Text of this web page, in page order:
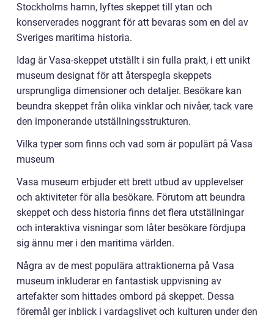
Stockholms hamn, lyftes skeppet till ytan och
konserverades noggrant för att bevaras som en del av
Sveriges maritima historia.
Idag är Vasa-skeppet utställt i sin fulla prakt, i ett unikt
museum designat för att återspegla skeppets
ursprungliga dimensioner och detaljer. Besökare kan
beundra skeppet från olika vinklar och nivåer, tack vare
den imponerande utställningsstrukturen.
Vilka typer som finns och vad som är populärt på Vasa
museum
Vasa museum erbjuder ett brett utbud av upplevelser
och aktiviteter för alla besökare. Förutom att beundra
skeppet och dess historia finns det flera utställningar
och interaktiva visningar som låter besökare fördjupa
sig ännu mer i den maritima världen.
Några av de mest populära attraktionerna på Vasa
museum inkluderar en fantastisk uppvisning av
artefakter som hittades ombord på skeppet. Dessa
föremål ger inblick i vardagslivet och kulturen under den